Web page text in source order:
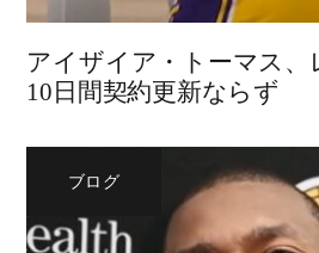
アイザイア・トーマス、
10日間契約更新ならず
ブログ